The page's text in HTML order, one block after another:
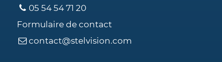
05 54 54 71 20
Formulaire de contact
contact@stelvision.com